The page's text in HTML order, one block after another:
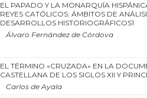
EL PAPADO Y LA MONARQUÍA
REYES CATÓLICOS: ÁMBITOS DE
DESARROLLOS HISTORIOGRÁFICOS1
Álvaro Fernández de Córdova
EL TÉRMINO «CRUZADA» EN LA
CASTELLANA DE LOS SIGLOS XII Y
Carlos de Ayala